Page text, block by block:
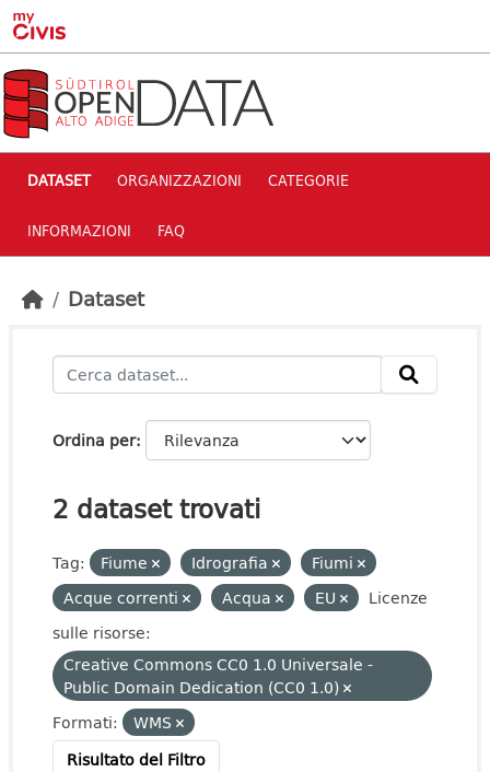
Skip to main content
DATASET ORGANIZZAZIONI CATEGORIE
INFORMAZIONI FAQ
Dataset
Ordina per
2 dataset trovati
Tag: Fiume Idrografia
Fiumi
Acque correnti
Acqua EU
Licenze
sulle risorse:
Creative Commons CC0 1.0 Universale -
Public Domain Dedication (CC0 1.0)
Formati:
WMS
Risultato del Filtro